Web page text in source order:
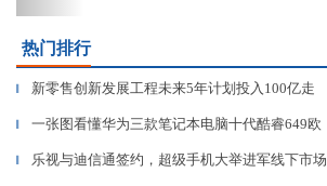
热门排行
▎ 新零售创新发展工程未来5年计划投入100亿走
▎ 一张图看懂华为三款笔记本电脑十代酷睿649欧
▎ 乐视与迪信通签约，超级手机大举进军线下市场